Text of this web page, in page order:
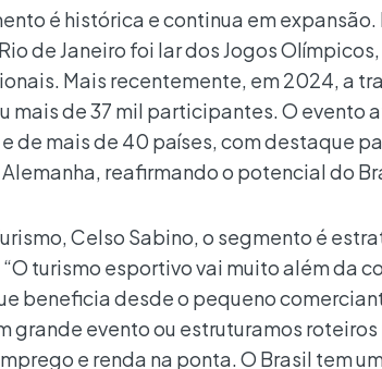
é histórica e continua em
de Janeiro foi lar dos Jogos
Mais recentemente, em 2024, a
mais de 37 mil participantes. O evento
de mais de 40 países, com destaque
reafirmando o potencial do
Celso Sabino, o segmento é
turismo esportivo vai muito além da
beneficia desde o pequeno
grande evento ou estruturamos
e renda na ponta. O Brasil tem